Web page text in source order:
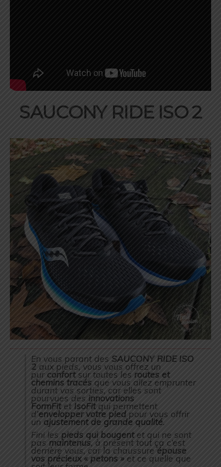
SAUCONY RIDE ISO 2
En vous parant des SAUCONY RIDE ISO
2 aux pieds, vous vous offrez un
pur confortsur toutes les routes et
chemins tracés que vous allez emprunter
durant vos sorties, car elles sont
pourvues des innovations
FormFitet IsoFit qui permettent
d’envelopper votre pied pour vous offrir
un ajustement de grande qualité.
Fini les pieds qui bougentet qui ne sont
pas maintenus, à présent tout ça c’est
derrière vous, car la chaussureépouse
vos précieux « petons » et ce quelle que